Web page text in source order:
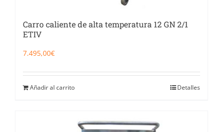
Carro caliente de alta temperatura 12 GN 2/1
ETIV
7.495,00€
Añadir al carrito Detalles